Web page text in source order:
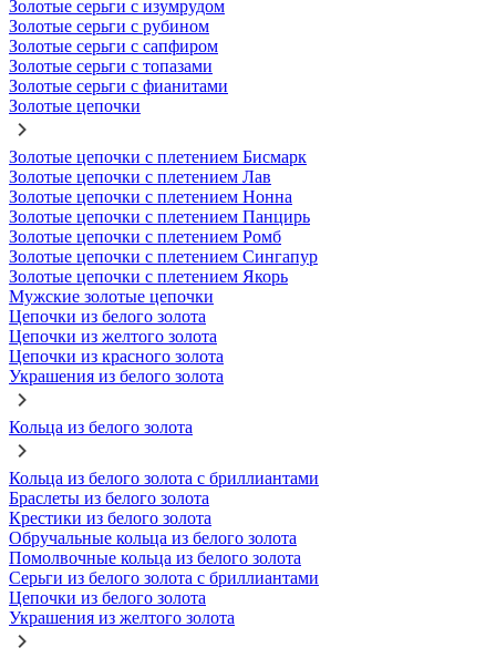
Золотые серьги с изумрудом
Золотые серьги с рубином
Золотые серьги с сапфиром
Золотые серьги с топазами
Золотые серьги с фианитами
Золотые цепочки
Золотые цепочки с плетением Бисмарк
Золотые цепочки с плетением Лав
Золотые цепочки с плетением Нонна
Золотые цепочки с плетением Панцирь
Золотые цепочки с плетением Ромб
Золотые цепочки с плетением Сингапур
Золотые цепочки с плетением Якорь
Мужские золотые цепочки
Цепочки из белого золота
Цепочки из желтого золота
Цепочки из красного золота
Украшения из белого золота
Кольца из белого золота
Кольца из белого золота с бриллиантами
Браслеты из белого золота
Крестики из белого золота
Обручальные кольца из белого золота
Помолвочные кольца из белого золота
Серьги из белого золота с бриллиантами
Цепочки из белого золота
Украшения из желтого золота